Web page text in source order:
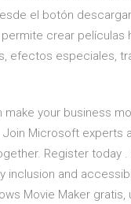
el botón
permite crear
efectos especiales,
make your business
Microsoft experts
Register today .
inclusion and
Movie Maker